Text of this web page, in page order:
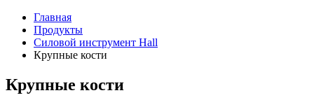
Главная
Продукты
Силовой инструмент Hall
Крупные кости
Крупные кости